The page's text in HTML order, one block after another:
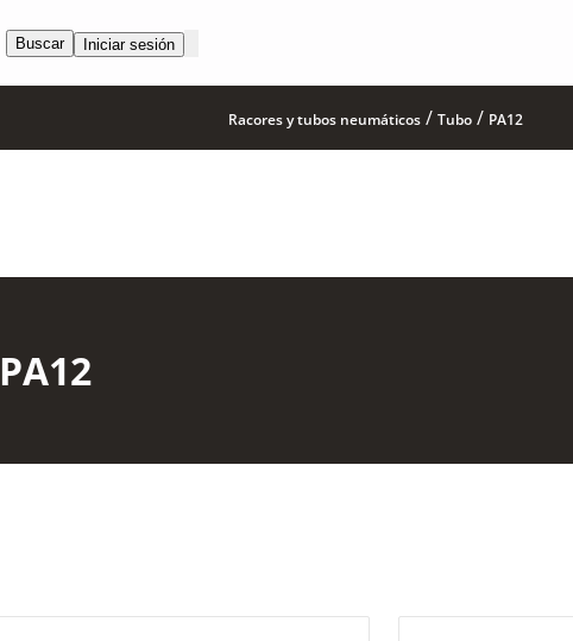
Buscar Iniciar sesión
Racores y tubos neumáticos / Tubo / PA12
PA12